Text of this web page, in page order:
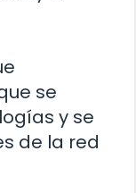
se
y se
de la red